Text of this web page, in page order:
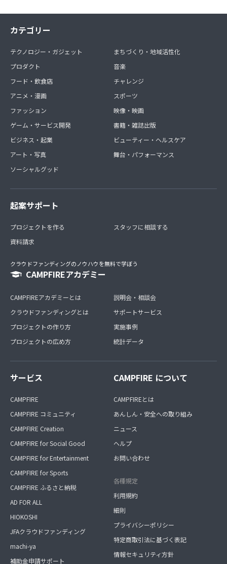
カテゴリー
テクノロジー・ガジェット
プロダクト
フード・飲食店
アニメ・漫画
ファッション
ゲーム・サービス開発
ビジネス・起業
アート・写真
ソーシャルグッド
まちづくり・地域活性化
音楽
チャレンジ
スポーツ
映像・映画
書籍・雑誌出版
ビューティー・ヘルスケア
舞台・パフォーマンス
起案サポート
プロジェクトを作る
資料請求
スタッフに相談する
クラウドファンディングのノウハウを無料で学ぼう
CAMPFIREアカデミー
CAMPFIREアカデミーとは
クラウドファンディングとは
プロジェクトの作り方
プロジェクトの広め方
説明会・相談会
サポートサービス
実施事例
統計データ
サービス
CAMPFIRE
CAMPFIRE コミュニティ
CAMPFIRE Creation
CAMPFIRE for Social Good
CAMPFIRE for Entertainment
CAMPFIRE for Sports
CAMPFIRE ふるさと納税
AD FOR ALL
HIOKOSHI
JFAクラウドファンディング
machi-ya
補助金申請サポート
CAMPFIRE について
CAMPFIREとは
あんしん・安全への取り組み
ニュース
ヘルプ
お問い合わせ
各種規定
利用規約
細則
プライバシーポリシー
特定商取引法に基づく表記
情報セキュリティ方針